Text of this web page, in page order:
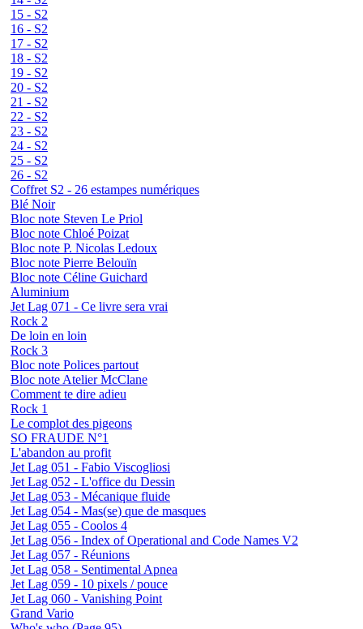
15 - S2
16 - S2
17 - S2
18 - S2
19 - S2
20 - S2
21 - S2
22 - S2
23 - S2
24 - S2
25 - S2
26 - S2
Coffret S2 - 26 estampes numériques
Blé Noir
Bloc note Steven Le Priol
Bloc note Chloé Poizat
Bloc note P. Nicolas Ledoux
Bloc note Pierre Belouïn
Bloc note Céline Guichard
Aluminium
Jet Lag 071 - Ce livre sera vrai
Rock 2
De loin en loin
Rock 3
Bloc note Polices partout
Bloc note Atelier McClane
Comment te dire adieu
Rock 1
Le complot des pigeons
SO FRAUDE N°1
L'abandon au profit
Jet Lag 051 - Fabio Viscogliosi
Jet Lag 052 - L'office du Dessin
Jet Lag 053 - Mécanique fluide
Jet Lag 054 - Mas(se) que de masques
Jet Lag 055 - Coolos 4
Jet Lag 056 - Index of Operational and Code Names V2
Jet Lag 057 - Réunions
Jet Lag 058 - Sentimental Apnea
Jet Lag 059 - 10 pixels / pouce
Jet Lag 060 - Vanishing Point
Grand Vario